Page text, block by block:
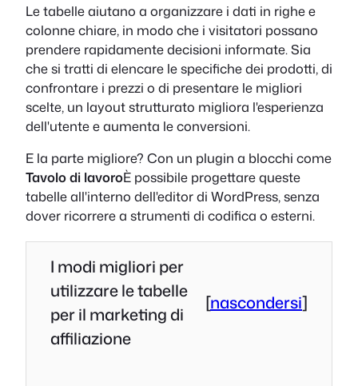
Le tabelle aiutano a organizzare i dati in righe e
colonne chiare, in modo che i visitatori possano
prendere rapidamente decisioni informate. Sia
che si tratti di elencare le specifiche dei prodotti, di
confrontare i prezzi o di presentare le migliori
scelte, un layout strutturato migliora l'esperienza
dell'utente e aumenta le conversioni.
E la parte migliore? Con un plugin a blocchi come
Tavolo di lavoroÈ possibile progettare queste
tabelle all'interno dell'editor di WordPress, senza
dover ricorrere a strumenti di codifica o esterni.
I modi migliori per
utilizzare le tabelle
per il marketing di
affiliazione
[nascondersi]